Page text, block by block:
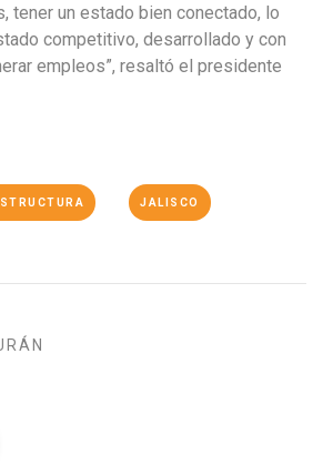
tener un estado bien conectado, lo
competitivo, desarrollado y con
empleos”, resaltó el presidente
JALISCO